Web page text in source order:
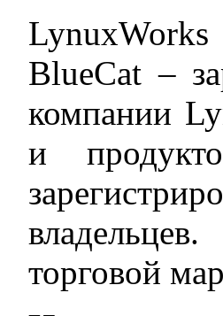
BlueCat –
компании
и
торговой